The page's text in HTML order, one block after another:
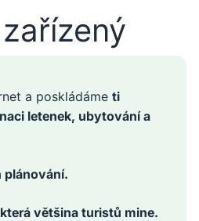
a poskládáme ti
letenek, ubytování a
plánování.
většina turistů mine.